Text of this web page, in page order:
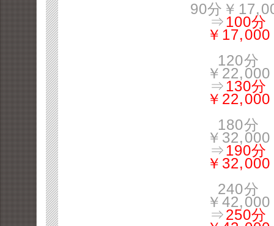
90分￥
⇒100分
￥17,000
120分
￥22,000
⇒130分
￥22,000
180分
￥32,000
⇒190分
￥32,000
240分
￥42,000
⇒250分